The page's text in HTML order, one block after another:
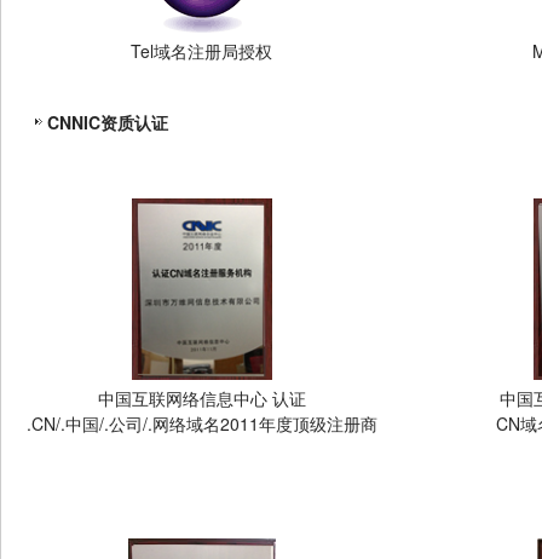
Tel域名注册局授权
CNNIC资质认证
中国互联网络信息中心 认证
.CN/.中国/.公司/.网络域名2011年度顶级注册商
中国
CN